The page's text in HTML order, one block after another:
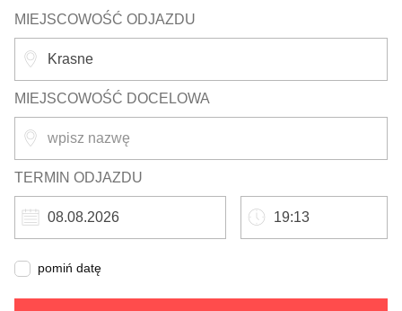
MIEJSCOWOŚĆ ODJAZDU
MIEJSCOWOŚĆ DOCELOWA
TERMIN ODJAZDU
pomiń datę